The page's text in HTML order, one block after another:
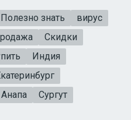
Полезно знать
вирус
Скидки
Индия
Анапа
Сургут